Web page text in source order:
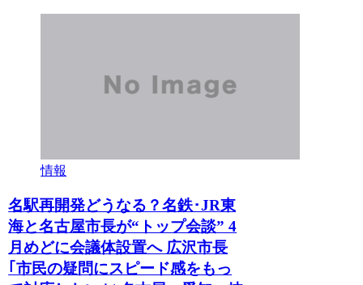
情報
名駅再開発どうなる？名鉄･JR東
海と名古屋市長が“トップ会談” 4
月めどに会議体設置へ 広沢市長
｢市民の疑問にスピード感をもっ